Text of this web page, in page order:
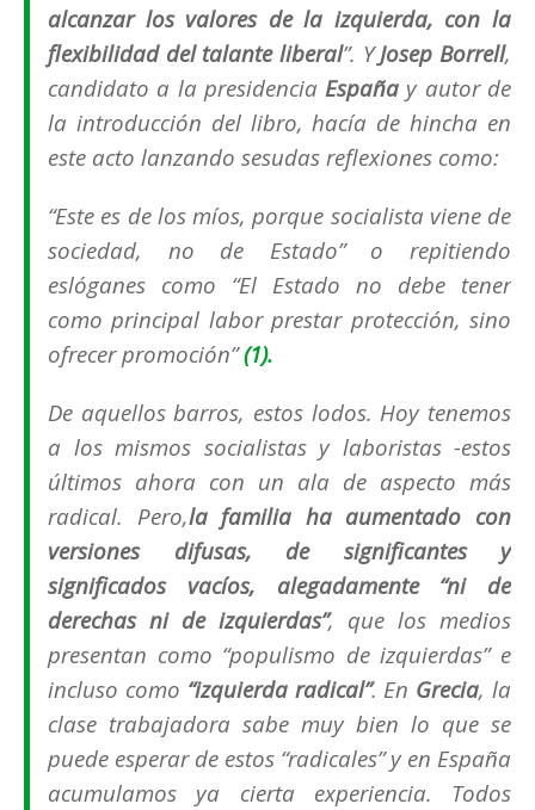
alcanzar los valores de la izquierda, con la
flexibilidad del talante liberal”. YJosep Borrell,
candidato a la presidencia España y autor de
la introducción del libro, hacía de hincha en
este acto lanzando sesudas reflexiones como:
“Este es de los míos, porque socialista viene de
sociedad, no de Estado” o repitiendo
eslóganes como “El Estado no debe tener
como principal labor prestar protección, sino
ofrecer promoción” (1).
De aquellos barros, estos lodos. Hoy tenemos
a los mismos socialistas y laboristas -estos
últimos ahora con un ala de aspecto más
radical. Pero,la familia ha aumentado con
versiones difusas, de significantes y
significados vacíos, alegadamente “ni de
derechas ni de izquierdas”, que los medios
presentan como “populismo de izquierdas” e
incluso como “izquierda radical”. En Grecia, la
clase trabajadora sabe muy bien lo que se
puede esperar de estos “radicales” y en España
acumulamos ya cierta experiencia. Todos